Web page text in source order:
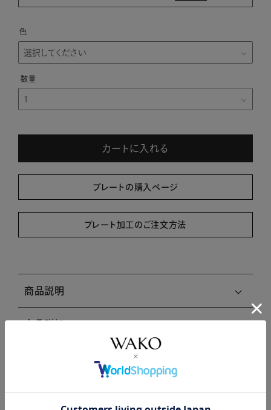
色
カートに入れる
プレートの購入ページ
プレート加工のご注文方法
商品説明
注意事項・キャンセル・返品